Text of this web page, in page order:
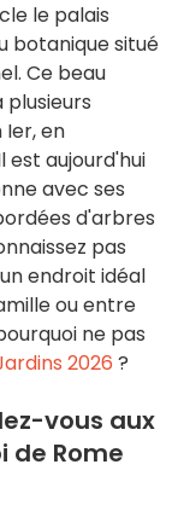
le palais
botanique situé
Ce beau
plusieurs
Ier, en
est aujourd'hui
avec ses
d'arbres
pas
endroit idéal
ou entre
ne pas
2026 ?
vous aux
de Rome